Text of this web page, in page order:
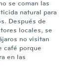
se coman las
natural para
Después de
locales, se
no visitan
café porque
en las